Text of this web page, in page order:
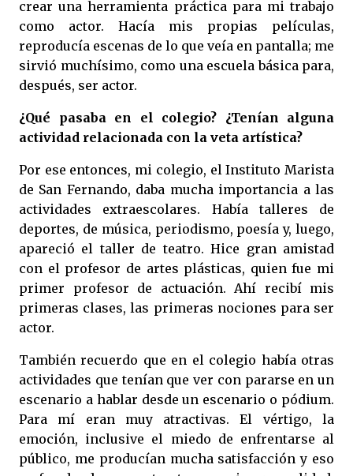
crear una herramienta práctica para mi trabajo
como actor. Hacía mis propias películas,
reproducía escenas de lo que veía en pantalla; me
sirvió muchísimo, como una escuela básica para,
después, ser actor.
¿Qué pasaba en el colegio? ¿Tenían alguna
actividad relacionada con la veta artística?
Por ese entonces, mi colegio, el Instituto Marista
de San Fernando, daba mucha importancia a las
actividades extraescolares. Había talleres de
deportes, de música, periodismo, poesía y, luego,
apareció el taller de teatro. Hice gran amistad
con el profesor de artes plásticas, quien fue mi
primer profesor de actuación. Ahí recibí mis
primeras clases, las primeras nociones para ser
actor.
También recuerdo que en el colegio había otras
actividades que tenían que ver con pararse en un
escenario a hablar desde un escenario o pódium.
Para mí eran muy atractivas. El vértigo, la
emoción, inclusive el miedo de enfrentarse al
público, me producían mucha satisfacción y eso